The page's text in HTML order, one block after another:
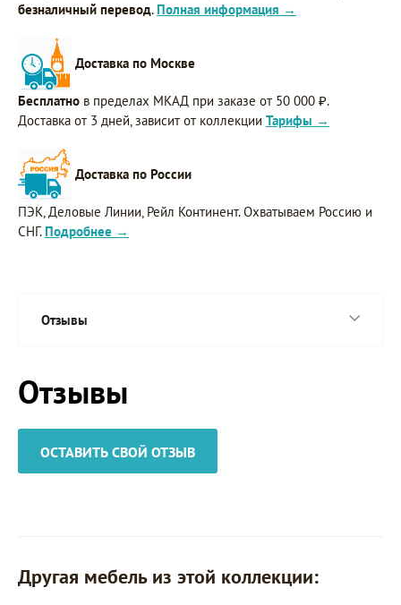
безналичный перевод. Полная информация →
Доставка по Москве
Бесплатно в пределах МКАД при заказе от 50 000 ₽.
Доставка от 3 дней, зависит от коллекции Тарифы →
Доставка по России
ПЭК, Деловые Линии, Рейл Континент. Охватываем Россию и
СНГ. Подробнее →
Отзывы
Отзывы
ОСТАВИТЬ СВОЙ ОТЗЫВ
Другая мебель из этой коллекции: